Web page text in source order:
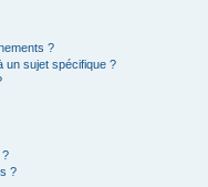
?
un sujet spécifique ?
?
?